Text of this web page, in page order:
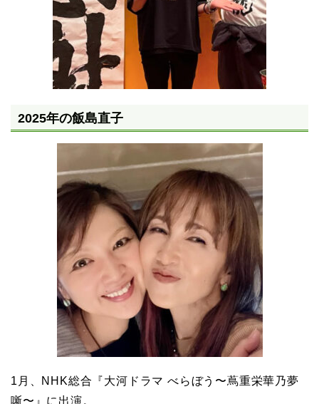
2025年の飯島直子
1月、NHK総合『大河ドラマ べらぼう〜蔦重栄華乃夢
噺〜』に出演。